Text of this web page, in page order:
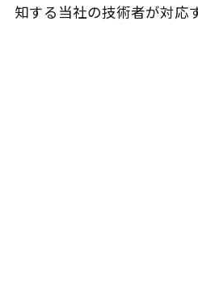
知する当社の技術者が対応